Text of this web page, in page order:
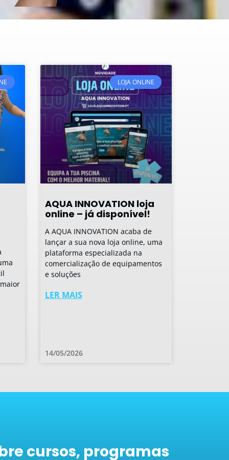
LOJA ONLINE
AQUA INNOVATION loja
online – já disponível!
A AQUA INNOVATION acaba de
lançar a sua nova loja online, uma
plataforma especializada na
comercialização de equipamentos
e soluções
LER MAIS
14/05/2026
cursos, programas